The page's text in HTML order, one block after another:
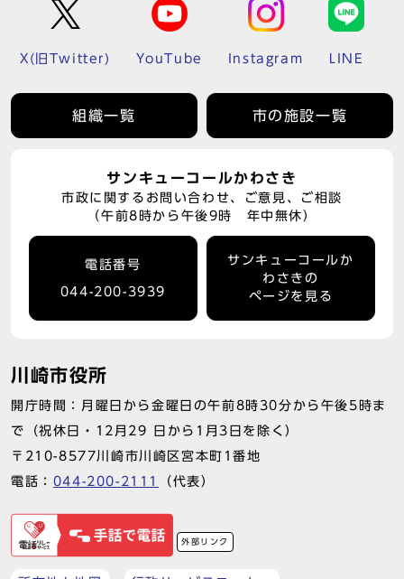
X(旧Twitter) YouTube Instagram LINE
組織一覧 市の施設一覧
サンキューコールかわさき
市政に関するお問い合わせ、ご意見、ご相談
（午前8時から午後9時 年中無休）
電話番号
044-200-3939
サンキューコールか
わさきの
ページを見る
川崎市役所
開庁時間：月曜日から金曜日の午前8時30分から午後5時ま
で（祝休日・12月29 日から1月3日を除く）
〒210-8577川崎市川崎区宮本町1番地
電話： 044-200-2111 （代表）
外部リンク